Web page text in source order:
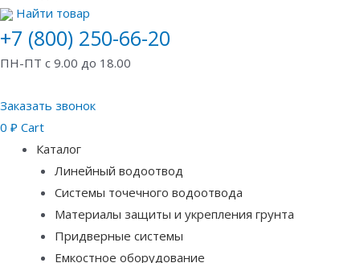
Найти товар
+7 (800) 250-66-20
ПН-ПТ с 9.00 до 18.00
Заказать звонок
0 ₽ Cart
Каталог
Линейный водоотвод
Системы точечного водоотвода
Материалы защиты и укрепления грунта
Придверные системы
Емкостное оборудование